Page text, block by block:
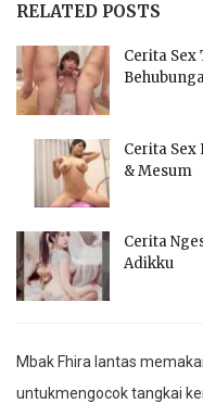
RELATED POSTS
Cerita Sex
Cerita
& Mesum
Cerita
Adikku
Mbak Fhira lantas
untukmengocok tangkai